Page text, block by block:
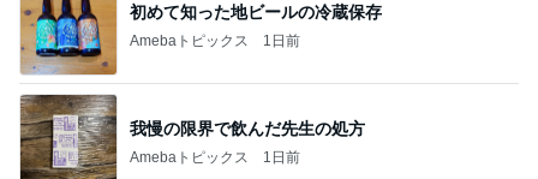
初めて知った地ビールの冷蔵保存
Amebaトピックス 1日前
我慢の限界で飲んだ先生の処方
Amebaトピックス 1日前